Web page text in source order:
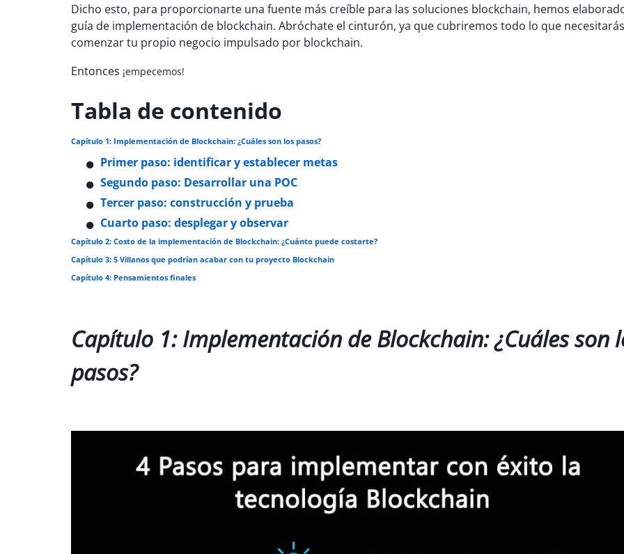
Dicho esto, para proporcionarte una fuente más creíble para las soluciones blockchain, hemos
guía de implementación de blockchain. Abróchate el cinturón, ya que cubriremos todo lo que
comenzar tu propio negocio impulsado por blockchain.
Entonces ¡empecemos!
Tabla de contenido
Capítulo 1: Implementación de Blockchain: ¿Cuáles son los pasos?
Primer paso: identificar y establecer metas
Segundo paso: Desarrollar una POC
Tercer paso: construcción y prueba
Cuarto paso: desplegar y observar
Capítulo 2: Costo de la implementación de Blockchain: ¿Cuánto puede costarte?
Capítulo 3: 5 Villanos que podrían acabar con tu proyecto Blockchain
Capítulo 4: Pensamientos finales
Capítulo 1: Implementación de Blockchain: ¿Cuáles son
pasos?